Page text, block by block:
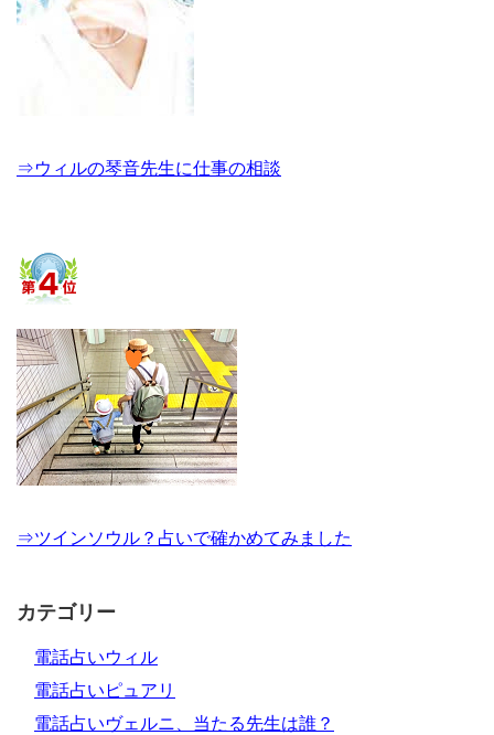
⇒ウィルの琴音先生に仕事の相談
⇒ツインソウル？占いで確かめてみました
カテゴリー
電話占いウィル
電話占いピュアリ
電話占いヴェルニ、当たる先生は誰？